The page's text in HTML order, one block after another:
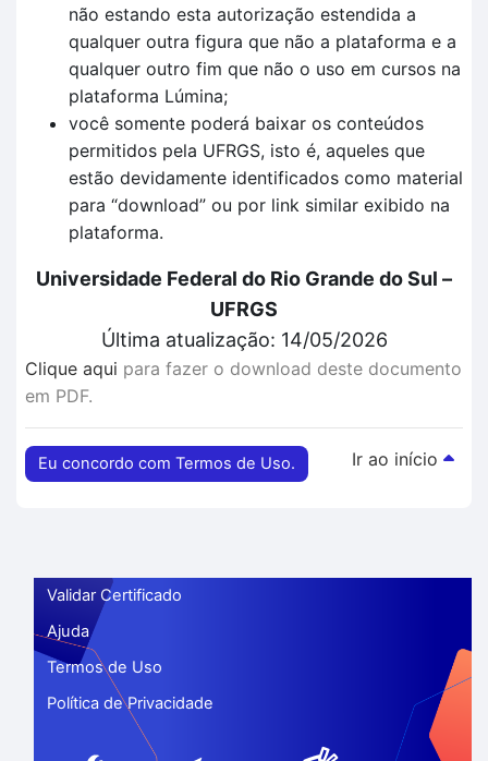
não estando esta autorização estendida a
qualquer outra figura que não a plataforma e a
qualquer outro fim que não o uso em cursos na
plataforma Lúmina;
você somente poderá baixar os conteúdos
permitidos pela UFRGS, isto é, aqueles que
estão devidamente identificados como material
para “download” ou por link similar exibido na
plataforma.
Universidade Federal do Rio Grande do Sul –
UFRGS
Última atualização: 14/05/2026
Clique aqui para fazer o download deste documento
em PDF.
Eu concordo com Termos de Uso. Ir ao início
Validar Certificado
Ajuda
Termos de Uso
Política de Privacidade